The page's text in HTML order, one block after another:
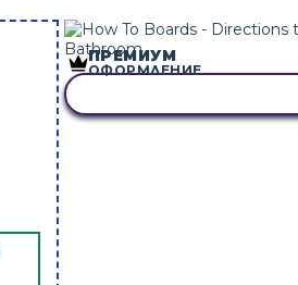
ПРЕМИУМ
ОФОРМЛЕНИЕ